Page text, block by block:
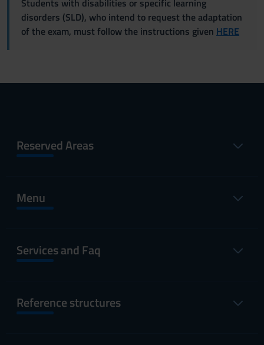
Students with disabilities or specific learning
disorders (SLD), who intend to request the adaptation
of the exam, must follow the instructions given HERE
Reserved Areas
Menu
Services and Faq
Reference structures